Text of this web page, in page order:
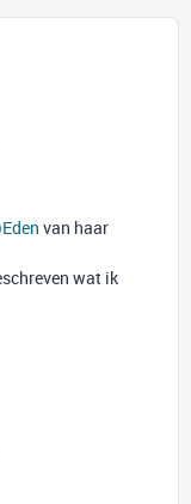
van haar
wat ik